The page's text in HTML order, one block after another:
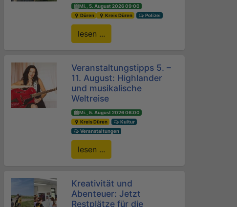
Mi., 5. August 2026 09:00
Düren
Kreis Düren Polizei
lesen ...
Veranstaltungstipps 5. –
11. August: Highlander
und musikalische
Weltreise
Mi., 5. August 2026 06:00
Kreis Düren
Kultur
Veranstaltungen
lesen ...
Kreativität und
Abenteuer: Jetzt
Restplätze für die